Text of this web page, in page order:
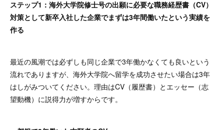
ステップ1：海外大学院修士号の出願に必要な職務経歴書（CV）
対策として新卒入社した企業でまずは3年間働いたという実績を
作る
最近の風潮では必ずしも同じ企業で3年働かなくても良いという
流れでありますが、海外大学院へ留学を成功させたい場合は3年
はしがみついてください。理由はCV（履歴書）とエッセー（志
望動機）に説得力が増すからです。